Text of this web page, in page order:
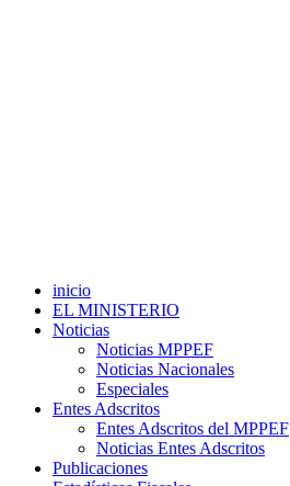
inicio
EL MINISTERIO
Noticias
Noticias MPPEF
Noticias Nacionales
Especiales
Entes Adscritos
Entes Adscritos del MPPEF
Noticias Entes Adscritos
Publicaciones